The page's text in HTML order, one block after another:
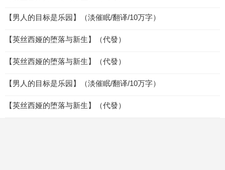
【男人的目标是乐园】（淡催眠/翻译/10万字）
【英丝西娅的堕落与新生】（代發）
【英丝西娅的堕落与新生】（代發）
【男人的目标是乐园】（淡催眠/翻译/10万字）
【英丝西娅的堕落与新生】（代發）